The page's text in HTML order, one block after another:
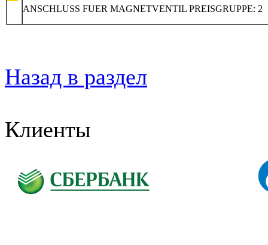
ANSCHLUSS FUER MAGNETVENTIL PREISGRUPPE: 2
Назад в раздел
Клиенты